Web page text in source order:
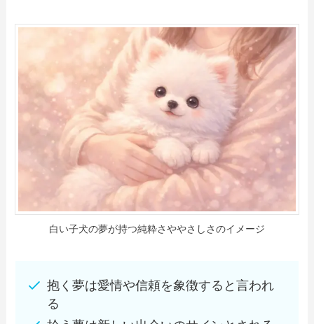
白い子犬の夢が持つ純粋さややさしさのイメージ
抱く夢は愛情や信頼を象徴すると言われ
る